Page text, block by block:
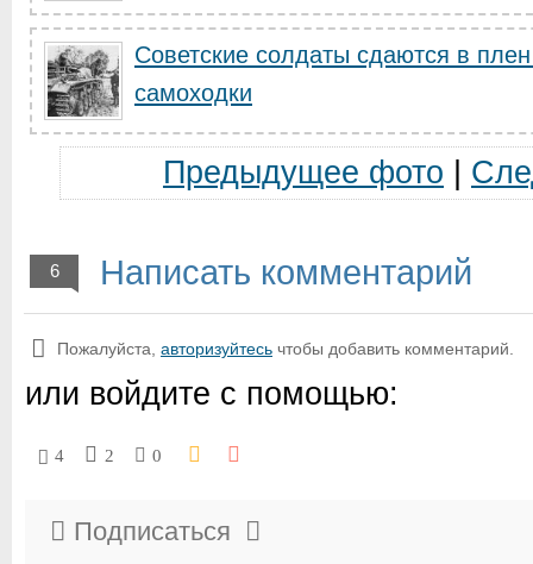
Советские солдаты сдаются в
самоходки
Предыдущее фото
6 Написать комментарий
Пожалуйста, авторизуйтесь чтобы добавить комментарий.
или войдите с помощью:
4 2 0
Подписаться